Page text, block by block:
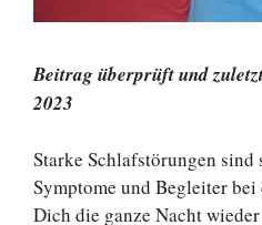
Beitrag überprüft und
2023
Starke Schlafstörungen
Symptome und Begleiter
Dich die ganze Nacht